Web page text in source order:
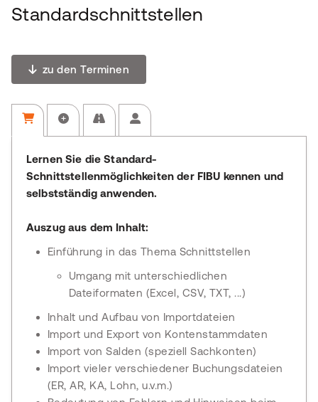
Standardschnittstellen
zu den Terminen
Lernen Sie die Standard-
Schnittstellenmöglichkeiten der FIBU kennen und
selbstständig anwenden.
Auszug aus dem Inhalt:
Einführung in das Thema Schnittstellen
Umgang mit unterschiedlichen
Dateiformaten (Excel, CSV, TXT, ...)
Inhalt und Aufbau von Importdateien
Import und Export von Kontenstammdaten
Import von Salden (speziell Sachkonten)
Import vieler verschiedener Buchungsdateien
(ER, AR, KA, Lohn, u.v.m.)